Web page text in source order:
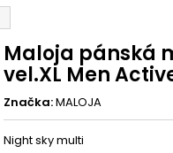
Maloja pánská
vel.XL Men
Značka:MALOJA
Night sky multi